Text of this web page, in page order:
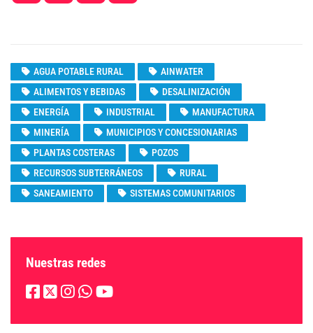
AGUA POTABLE RURAL
AINWATER
ALIMENTOS Y BEBIDAS
DESALINIZACIÓN
ENERGÍA
INDUSTRIAL
MANUFACTURA
MINERÍA
MUNICIPIOS Y CONCESIONARIAS
PLANTAS COSTERAS
POZOS
RECURSOS SUBTERRÁNEOS
RURAL
SANEAMIENTO
SISTEMAS COMUNITARIOS
Nuestras redes